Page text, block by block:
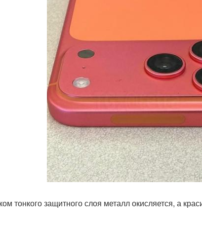
тонкого защитного слоя металл окисляется, а